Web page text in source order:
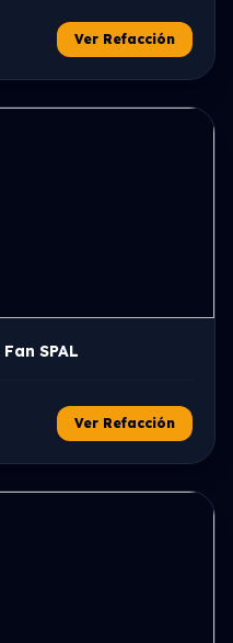
Ver Refacción
SPAL
Ver Refacción